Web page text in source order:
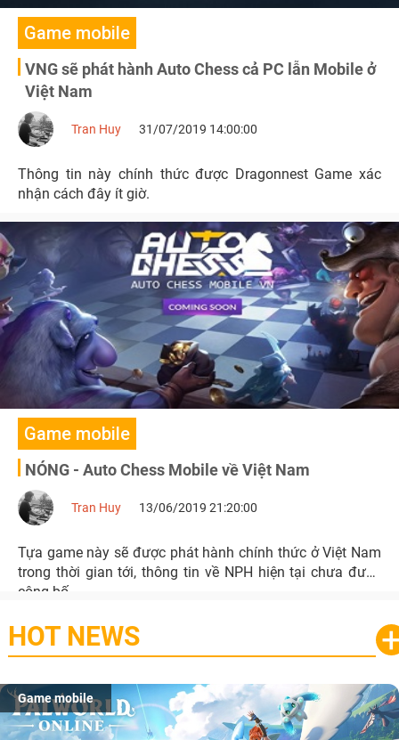
Game mobile
VNG sẽ phát hành Auto Chess cả PC lẫn Mobile ở
Việt Nam
Tran Huy 31/07/2019 14:00:00
Thông tin này chính thức được Dragonnest Game xác
nhận cách đây ít giờ.
Game mobile
NÓNG - Auto Chess Mobile về Việt Nam
Tran Huy 13/06/2019 21:20:00
Tựa game này sẽ được phát hành chính thức ở Việt Nam
trong thời gian tới, thông tin về NPH hiện tại chưa được
công bố.
HOT NEWS
Game mobile